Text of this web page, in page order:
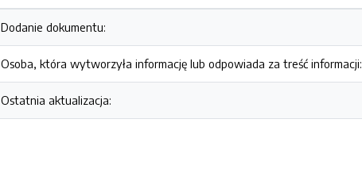
Dodanie dokumentu:
Osoba, która wytworzyła informację lub odpowiada za treść informacji:
Ostatnia aktualizacja: